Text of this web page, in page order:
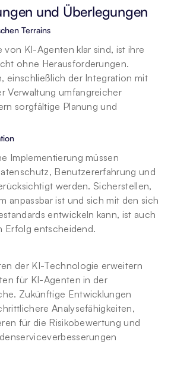
und Überlegungen
Terrains
von KI-Agenten klar sind, ist ihre
ohne Herausforderungen.
einschließlich der Integration mit
Verwaltung umfangreicher
sorgfältige Planung und
Implementierung müssen
Benutzererfahrung und
werden. Sicherstellen,
anpassbar ist und sich mit den sich
entwickeln kann, ist auch
Erfolg entscheidend.
der KI-Technologie erweitern
für KI-Agenten in der
Zukünftige Entwicklungen
Analysefähigkeiten,
für die Risikobewertung und